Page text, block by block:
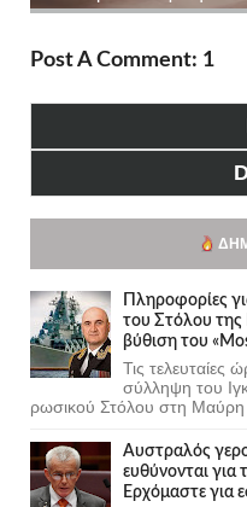
Post A Comment: 1
Πληροφορίες
του Στόλου
βύθιση του
Τις τελευταίες
σύλληψη του
ρωσικού Στόλου στη
Αυστραλός
ευθύνονται για
Ερχόμαστε για